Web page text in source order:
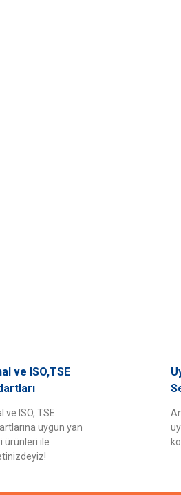
ve ISO,TSE
ve ISO, TSE
uygun yan
ürünleri ile